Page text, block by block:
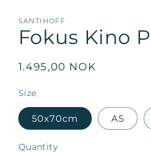
SANTIHOFF
Fokus Kino
Regular
1.495,00 NOK
Size
50x70cm A5
Quantity